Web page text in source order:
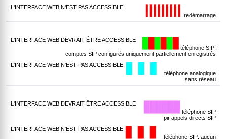
redémarrage
téléphone SIP:
comptes SIP configurés uniquement partiellement enregistrés
téléphone analogique
sans réseau
téléphone SIP
pir appels directs SIP
téléphone SIP: aucun